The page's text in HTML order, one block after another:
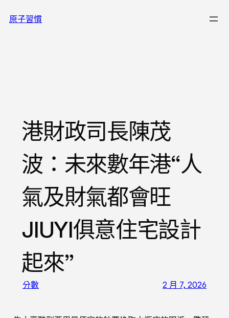
至原子習慣
港財政司長陳茂
波：未來數年港“人
氣及財氣都會旺
JIUYI俱意住宅設計
起來”
分數 2 月 7, 2026